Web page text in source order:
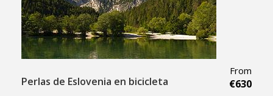
Perlas de Eslovenia en bicicleta
From
€630